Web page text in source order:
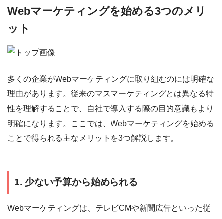
Webマーケティングを始める3つのメリ
ット
多くの企業がWebマーケティングに取り組むのには明確な
理由があります。従来のマスマーケティングとは異なる特
性を理解することで、自社で導入する際の目的意識もより
明確になります。ここでは、Webマーケティングを始める
ことで得られる主なメリットを3つ解説します。
1. 少ない予算から始められる
Webマーケティングは、テレビCMや新聞広告といった従